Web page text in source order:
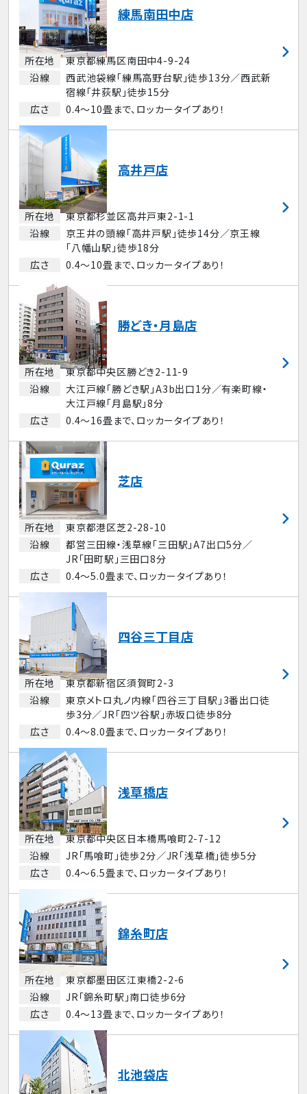
練馬南田中店
所在地
東京都練馬区南田中4-9-24
沿線
西武池袋線「練馬高野台駅」徒歩13分／西武新
宿線「井荻駅」徒歩15分
広さ
0.4～10畳まで、ロッカータイプあり！
高井戸店
所在地
東京都杉並区高井戸東2-1-1
沿線
京王井の頭線「高井戸駅」徒歩14分／京王線
「八幡山駅」徒歩18分
広さ
0.4～10畳まで、ロッカータイプあり！
勝どき・月島店
所在地
東京都中央区勝どき2-11-9
沿線
大江戸線「勝どき駅」A3b出口1分／有楽町線・
大江戸線「月島駅」8分
広さ
0.4～16畳まで、ロッカータイプあり！
芝店
所在地
東京都港区芝2-28-10
沿線
都営三田線・浅草線「三田駅」A7出口5分／
JR「田町駅」三田口8分
広さ
0.4～5.0畳まで、ロッカータイプあり！
四谷三丁目店
所在地
東京都新宿区須賀町2-3
沿線
東京メトロ丸ノ内線「四谷三丁目駅」3番出口徒
歩3分／JR「四ツ谷駅」赤坂口徒歩8分
広さ
0.4～8.0畳まで、ロッカータイプあり！
浅草橋店
所在地
東京都中央区日本橋馬喰町2-7-12
沿線
JR「馬喰町」徒歩2分／JR「浅草橋」徒歩5分
広さ
0.4～6.5畳まで、ロッカータイプあり！
錦糸町店
所在地
東京都墨田区江東橋2-2-6
沿線
JR「錦糸町駅」南口徒歩6分
広さ
0.4～13畳まで、ロッカータイプあり！
北池袋店